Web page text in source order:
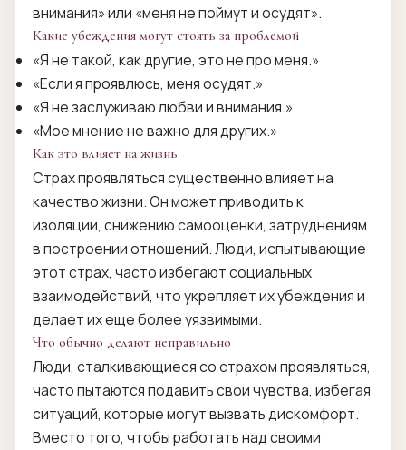
внимания» или «меня не поймут и осудят».
Какие убеждения могут стоять за проблемой
«Я не такой, как другие, это не про меня.»
«Если я проявлюсь, меня осудят.»
«Я не заслуживаю любви и внимания.»
«Мое мнение не важно для других.»
Как это влияет на жизнь
Страх проявляться существенно влияет на
качество жизни. Он может приводить к
изоляции, снижению самооценки, затруднениям
в построении отношений. Люди, испытывающие
этот страх, часто избегают социальных
взаимодействий, что укрепляет их убеждения и
делает их еще более уязвимыми.
Что обычно делают неправильно
Люди, сталкивающиеся со страхом проявляться,
часто пытаются подавить свои чувства, избегая
ситуаций, которые могут вызвать дискомфорт.
Вместо того, чтобы работать над своими